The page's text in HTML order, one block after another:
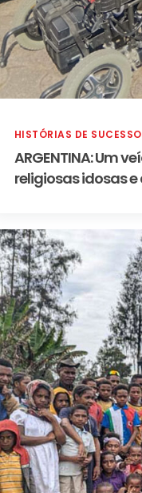
HISTÓRIAS DE SUCESSO
ARGENTINA: Um
religiosas idosas